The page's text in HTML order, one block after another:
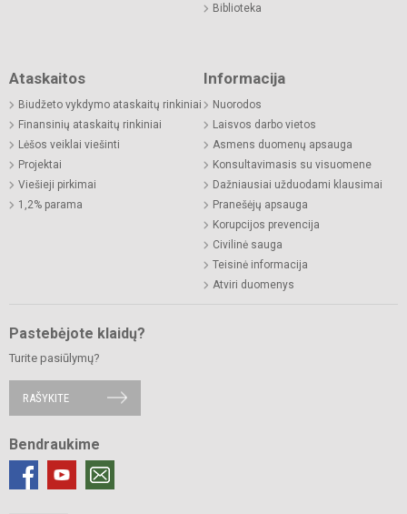
Biblioteka
Ataskaitos
Biudžeto vykdymo ataskaitų rinkiniai
Finansinių ataskaitų rinkiniai
Lėšos veiklai viešinti
Projektai
Viešieji pirkimai
1,2% parama
Informacija
Nuorodos
Laisvos darbo vietos
Asmens duomenų apsauga
Konsultavimasis su visuomene
Dažniausiai užduodami klausimai
Pranešėjų apsauga
Korupcijos prevencija
Civilinė sauga
Teisinė informacija
Atviri duomenys
Pastebėjote klaidų?
Turite pasiūlymų?
RAŠYKITE
Bendraukime